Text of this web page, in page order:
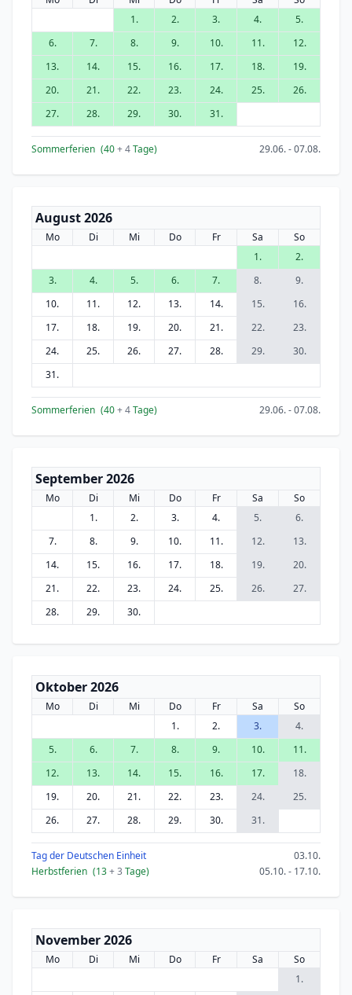
1.
2. 3. 4.
5.
6.
7. 8. 9. 10. 11.
12.
13.
14. 15. 16. 17. 18.
19.
20.
21. 22. 23. 24. 25.
26.
27.
28. 29. 30. 31.
Sommerferien (40+ 4Tage) 29.06. - 07.08.
August 2026
Mo Di Mi Do Fr Sa
So
1.
2.
3.
4. 5. 6. 7. 8.
9.
10.
11. 12. 13. 14. 15.
16.
17.
18. 19. 20. 21. 22.
23.
24.
25. 26. 27. 28. 29.
30.
31.
Sommerferien (40+ 4Tage) 29.06. - 07.08.
September 2026
Mo Di Mi Do Fr Sa
So
1.
2. 3. 4. 5.
6.
7.
8. 9. 10. 11. 12.
13.
14.
15. 16. 17. 18. 19.
20.
21.
22. 23. 24. 25. 26.
27.
28.
29. 30.
Oktober 2026
Mo Di Mi Do Fr Sa
So
1.
2. 3.
4.
5.
6. 7. 8. 9. 10.
11.
12.
13. 14. 15. 16. 17.
18.
19.
20. 21. 22. 23. 24.
25.
26.
27. 28. 29. 30. 31.
Tag der Deutschen Einheit
03.10.
Herbstferien (13+ 3 Tage) 05.10. - 17.10.
November 2026
Mo Di Mi Do Fr Sa
So
1.